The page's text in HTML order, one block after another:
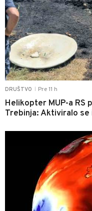
DRUŠTVO Pre 11 h
Helikopter MUP-a RS
Trebinja: Aktiviralo se